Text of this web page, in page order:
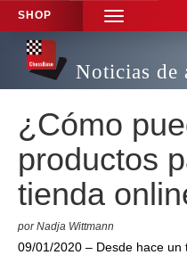
SHOP
TOGGLE
NAVIGATION
Noticias de
¿Cómo
productos
tienda
por Nadja Wittmann
09/01/2020 – Desde hace